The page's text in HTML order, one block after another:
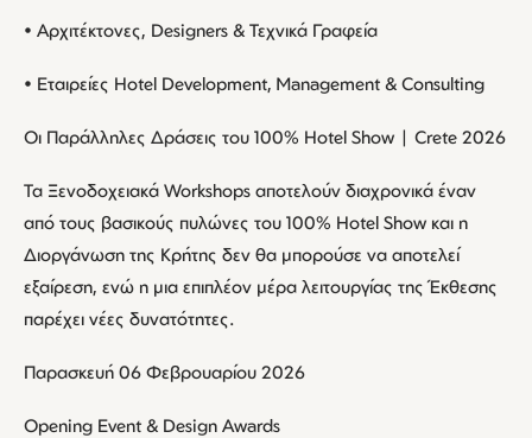
• Αρχιτέκτονες, Designers & Τεχνικά Γραφεία
• Εταιρείες Hotel Development, Management & Consulting
Οι Παράλληλες Δράσεις του 100% Hotel Show | Crete 2026
Τα Ξενοδοχειακά Workshops αποτελούν διαχρονικά έναν
από τους βασικούς πυλώνες του 100% Hotel Show και η
Διοργάνωση της Κρήτης δεν θα μπορούσε να αποτελεί
εξαίρεση, ενώ η μια επιπλέον μέρα λειτουργίας της Έκθεσης
παρέχει νέες δυνατότητες.
Παρασκευή 06 Φεβρουαρίου 2026
Opening Event & Design Awards